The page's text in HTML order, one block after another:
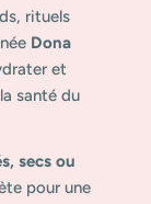
rituels
Dona
et
santé du
secs ou
pour une